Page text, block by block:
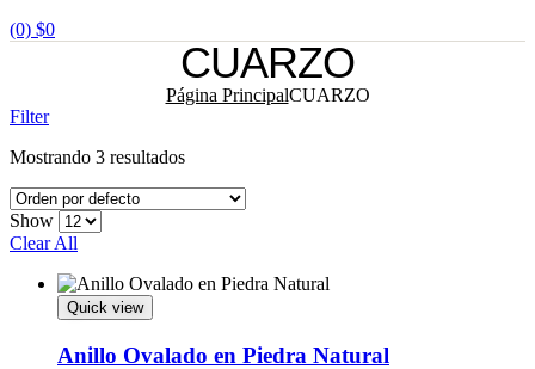
(0) $0
CUARZO
Página PrincipalCUARZO
Filter
Mostrando 3 resultados
Show
Clear All
Quick view
Anillo Ovalado en Piedra Natural